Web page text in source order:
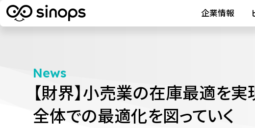
企業情報
News
【財界】小売業の在庫最適を実
全体での最適化を図っていく